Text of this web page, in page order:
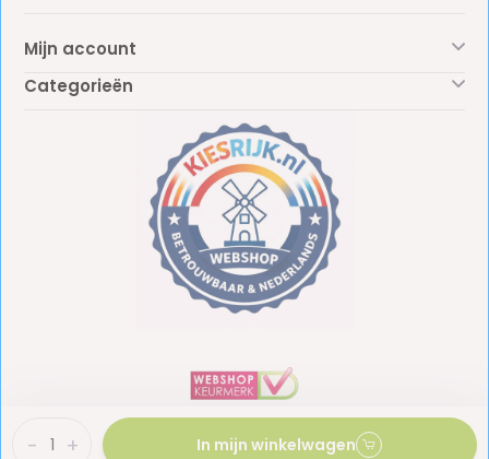
+
- In mijn winkelwagen
Mijn account
Categorieën